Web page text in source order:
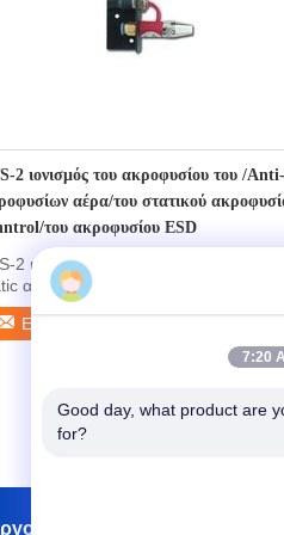
2 ιονισμός του ακροφυσίου του /
αέρα/του στατικού
του ακροφυσίου ESD
2 ιονισμός του ακροφυσίου του /Anti-
ακροφυσίων αέρα/του στατικού
conntrol/του ...
Επικοινωνήστε
7:20
Good day, what product are
for?